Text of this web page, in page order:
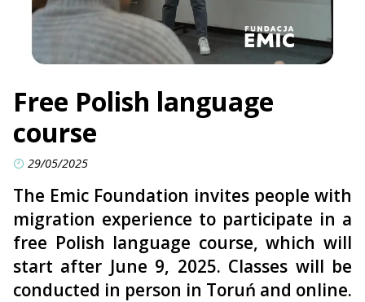
Free Polish language
course
29/05/2025
The Emic Foundation invites people with
migration experience to participate in a
free Polish language course, which will
start after June 9, 2025. Classes will be
conducted in person in Toruń and online.